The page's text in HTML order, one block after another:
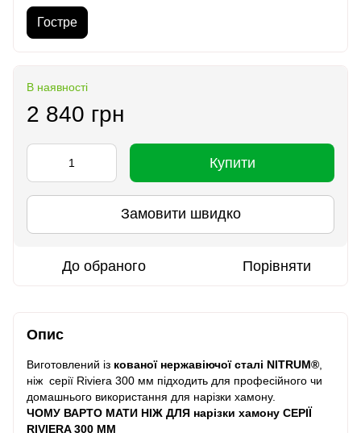
Гостре
В наявності
2 840 грн
Купити
Замовити швидко
До обраного Порівняти
Опис
Виготовлений із кованої нержавіючої сталі NITRUM®
ніж серії Riviera 300 мм підходить для професійного чи
домашнього використання для нарізки хамону.
ЧОМУ ВАРТО МАТИ НІЖ ДЛЯ нарізки хамону СЕРІЇ
RIVIERA 300 ММ